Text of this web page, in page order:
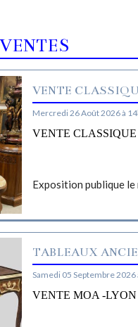
VENTE
Mercredi 26 Août 2026 à
VENTE
Exposition publique
TABLEAUX
Samedi 05 Septembre 2026
VENTE MOA -LYON